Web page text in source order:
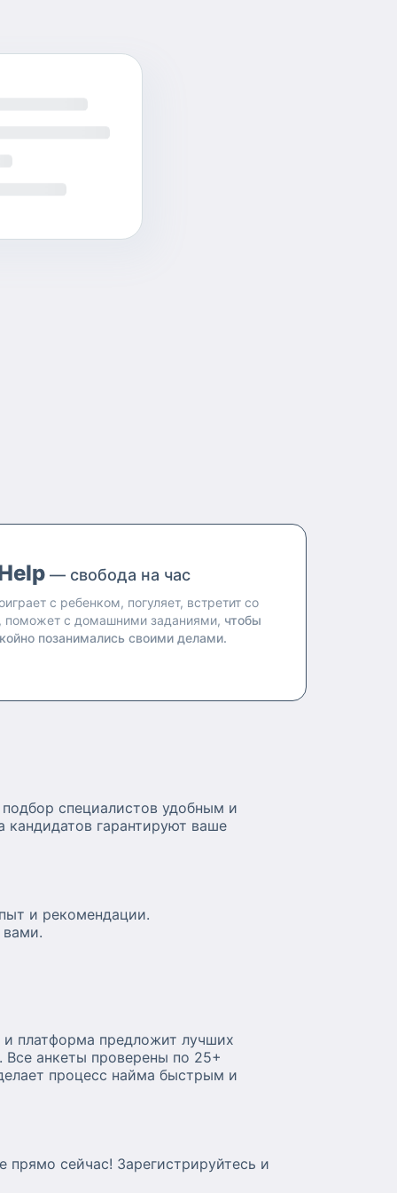
— свобода на час
с ребенком, погуляет, встретит со
поможет с домашними заданиями, чтобы
позанимались своими делами.
специалистов удобным и
гарантируют ваше
и рекомендации.
платформа предложит лучших
Все анкеты проверены по 25+
процесс найма быстрым и
сейчас! Зарегистрируйтесь и